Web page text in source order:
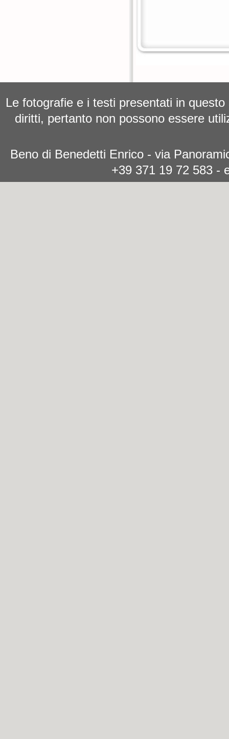
Le fotografie e i testi presentati in
diritti, pertanto non possono essere
Beno di Benedetti Enrico - via
+39 371 19 72 583 -